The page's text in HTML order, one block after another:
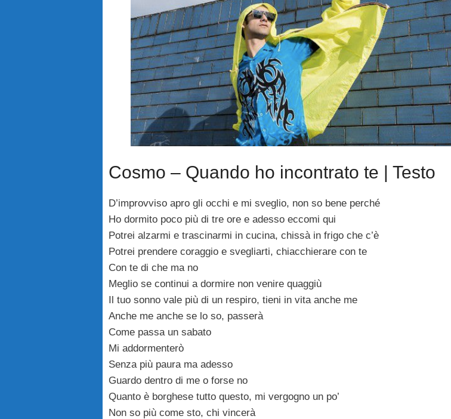
Cosmo – Quando ho incontrato te | Testo
D’improvviso apro gli occhi e mi sveglio, non so bene perché
Ho dormito poco più di tre ore e adesso eccomi qui
Potrei alzarmi e trascinarmi in cucina, chissà in frigo che c’è
Potrei prendere coraggio e svegliarti, chiacchierare con te
Con te di che ma no
Meglio se continui a dormire non venire quaggiù
Il tuo sonno vale più di un respiro, tieni in vita anche me
Anche me anche se lo so, passerà
Come passa un sabato
Mi addormenterò
Senza più paura ma adesso
Guardo dentro di me o forse no
Quanto è borghese tutto questo, mi vergogno un po’
Non so più come sto, chi vincerà